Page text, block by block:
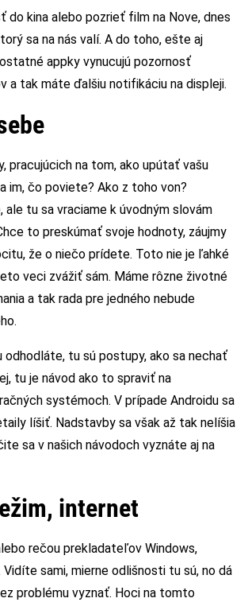
do kina alebo pozrieť film na Nove, dnes
sa na nás valí. A do toho, ešte aj
appky vynucujú pozornosť
a tak máte ďalšiu notifikáciu na displeji.
pracujúcich na tom, ako upútať vašu
im, čo poviete? Ako z toho von?
ale tu sa vraciame k úvodným slovám
to preskúmať svoje hodnoty, záujmy
že o niečo prídete. Toto nie je ľahké
veci zvážiť sám. Máme rôzne životné
a tak rada pre jedného nebude
odhodláte, tu sú postupy, ako sa nechať
tu je návod ako to spraviť na
systémoch. V prípade Androidu sa
líšiť. Nadstavby sa však až tak nelíšia
sa v našich návodoch vyznáte aj na
internet
rečou prekladateľov Windows,
Vidíte sami, mierne odlišnosti tu sú, no dá
problému vyznať. Hoci na tomto